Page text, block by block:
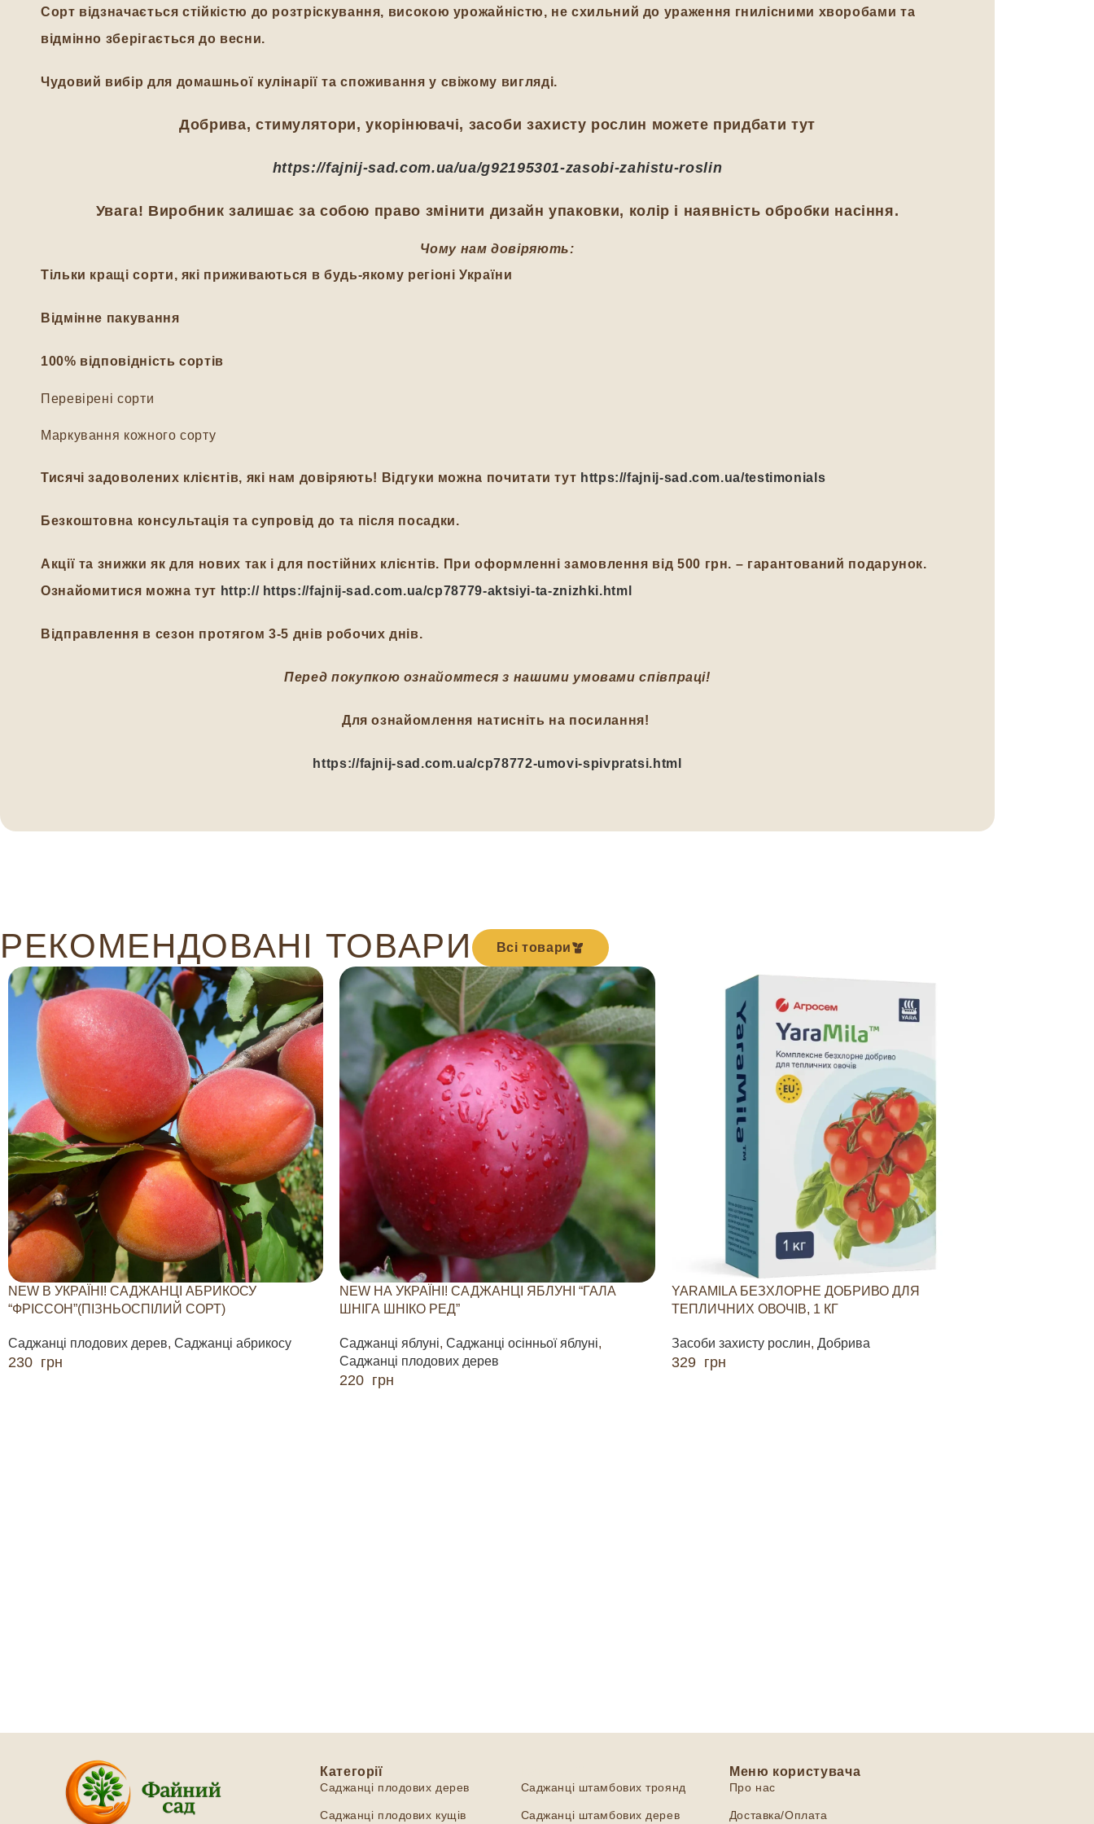
Сорт відзначається стійкістю до розтріскування, високою урожайністю, не схильний до ураження гнилісними хворобами та
відмінно зберігається до весни.
Ч удовий вибір для домашньої кулінарії та споживання у свіжому вигляді.
Добрива, стимулятори, укорінювачі, засоби захисту рослин можете придбати тут
https://fajnij-sad.com.ua/ua/g92195301-zasobi-zahistu-roslin
Увага! Виробник залишає за собою право змінити дизайн упаковки, колір і наявність обробки насіння.
Чому нам довіряють:
Тільки кращі сорти, які приживаються в будь-якому регіоні України
Відмінне пакування
100% відповідність сортів
Перевірені сорти
Маркування кожного сорту
Тисячі задоволених клієнтів, які нам довіряють! Відгуки можна почитати тут https://fajnij-sad.com.ua/testimonials
Безкоштовна консультація та супровід до та після посадки.
Акції та знижки як для нових так і для постійних клієнтів. При оформленні замовлення від 500 грн. – гарантований подарунок.
Ознайомитися можна тут http:// https://fajnij-sad.com.ua/cp78779-aktsiyi-ta-znizhki.html
Відправлення в сезон протягом 3-5 днів робочих днів.
Перед покупкою ознайомтеся з нашими умовами співпраці!
Для ознайомлення натисніть на посилання!
https://fajnij-sad.com.ua/cp78772-umovi-spivpratsi.html
РЕКОМЕНДОВАНІ ТОВАРИ Всі товари
NEW В УКРАЇНІ! САДЖАНЦІ АБРИКОСУ
“ФРІССОН”(ПІЗНЬОСПІЛИЙ СОРТ)
Саджанці плодових дерев, Саджанці абрикосу
230 грн
NEW НА УКРАЇНІ! САДЖАНЦІ ЯБЛУНІ “ГАЛА
ШНІГА ШНІКО РЕД”
Саджанці яблуні, Саджанці осінньої яблуні,
Саджанці плодових дерев
220 грн
YARAMILA БЕЗХЛОРНЕ ДОБРИВО ДЛЯ
ТЕПЛИЧНИХ ОВОЧІВ, 1 КГ
Засоби захисту рослин, Добрива
329 грн
Категорії
Саджанці плодових дерев
Саджанці плодових кущів
Саджанці штамбових троянд
Саджанці штамбових дерев
Меню користувача
Про нас
Доставка/Оплата